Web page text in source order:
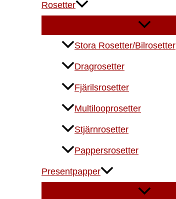
Rosetter
Stora Rosetter/Bilrosetter
Dragrosetter
Fjärilsrosetter
Multilooprosetter
Stjärnrosetter
Pappersrosetter
Presentpapper